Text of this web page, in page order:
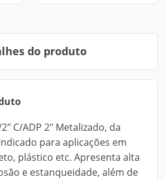
do produto
C/ADP 2" Metalizado, da
para aplicações em
plástico etc. Apresenta alta
e estanqueidade, além de